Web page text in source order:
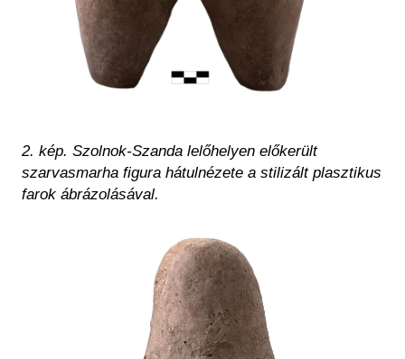
2. kép. Szolnok-Szanda lelőhelyen előkerült
szarvasmarha figura hátulnézete a stilizált plasztikus
farok ábrázolásával.